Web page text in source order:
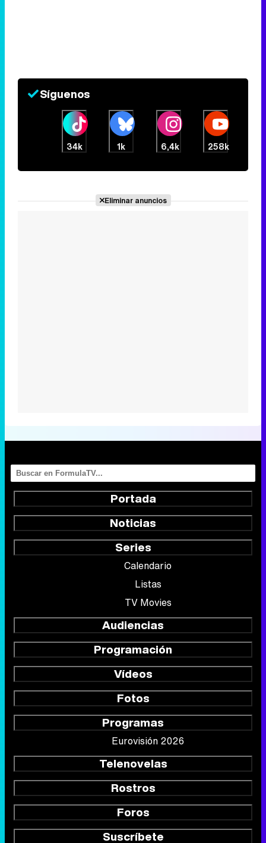
Síguenos
34k 1k 6,4k 258k
Eliminar anuncios
Portada
Noticias
Series
Calendario
Listas
TV Movies
Audiencias
Programación
Vídeos
Fotos
Programas
Eurovisión 2026
Telenovelas
Rostros
Foros
Suscríbete